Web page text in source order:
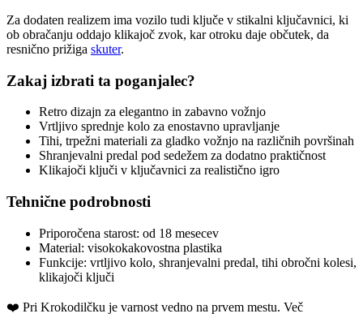
Za dodaten realizem ima vozilo tudi ključe v stikalni ključavnici, ki
ob obračanju oddajo klikajoč zvok, kar otroku daje občutek, da
resnično prižiga skuter.
Zakaj izbrati ta poganjalec?
Retro dizajn za elegantno in zabavno vožnjo
Vrtljivo sprednje kolo za enostavno upravljanje
Tihi, trpežni materiali za gladko vožnjo na različnih površinah
Shranjevalni predal pod sedežem za dodatno praktičnost
Klikajoči ključi v ključavnici za realistično igro
Tehnične podrobnosti
Priporočena starost: od 18 mesecev
Material: visokokakovostna plastika
Funkcije: vrtljivo kolo, shranjevalni predal, tihi obročni kolesi,
klikajoči ključi
❤️ ️Pri Krokodilčku je varnost vedno na prvem mestu. Več